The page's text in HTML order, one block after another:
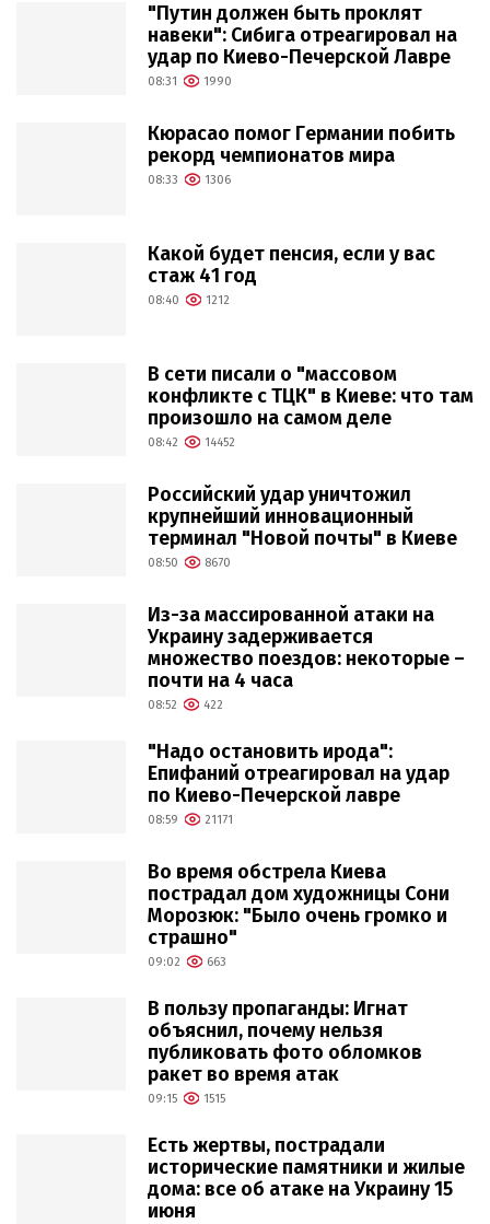
"Путин должен быть проклят
навеки": Сибига отреагировал на
удар по Киево-Печерской Лавре
08:31 1990
Кюрасао помог Германии побить
рекорд чемпионатов мира
08:33 1306
Какой будет пенсия, если у вас
стаж 41 год
08:40 1212
В сети писали о "массовом
конфликте с ТЦК" в Киеве: что там
произошло на самом деле
08:42 14452
Российский удар уничтожил
крупнейший инновационный
терминал "Новой почты" в Киеве
08:50 8670
Из-за массированной атаки на
Украину задерживается
множество поездов: некоторые –
почти на 4 часа
08:52 422
"Надо остановить ирода":
Епифаний отреагировал на удар
по Киево-Печерской лавре
08:59 21171
Во время обстрела Киева
пострадал дом художницы Сони
Морозюк: "Было очень громко и
страшно"
09:02 663
В пользу пропаганды: Игнат
объяснил, почему нельзя
публиковать фото обломков
ракет во время атак
09:15 1515
Есть жертвы, пострадали
исторические памятники и жилые
дома: все об атаке на Украину 15
июня